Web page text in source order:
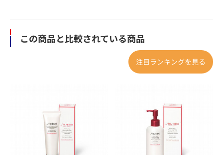
この商品と比較されている商品
注目ランキングを見る